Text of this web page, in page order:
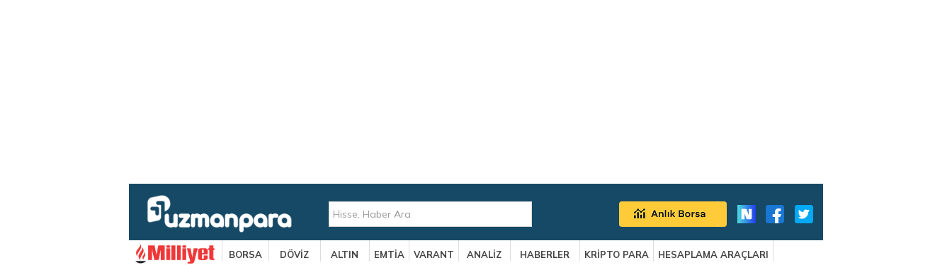
BORSA DÖVİZ ALTIN EMTİA VARANT ANALİZ HABERLER KRİPTO PARA
HESAPLAMA ARAÇLARI